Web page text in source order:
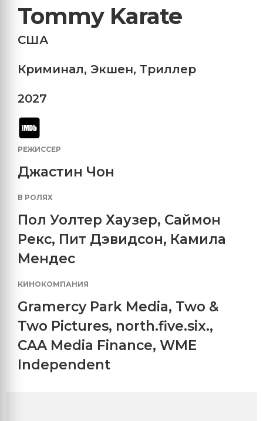
Tommy Karate
США
Криминал, Экшен, Триллер
2027
РЕЖИССЕР
Джастин Чон
В РОЛЯХ
Пол Уолтер Хаузер, Саймон
Рекс, Пит Дэвидсон, Камила
Мендес
КИНОКОМПАНИЯ
Gramercy Park Media, Two &
Two Pictures, north.five.six.,
CAA Media Finance, WME
Independent